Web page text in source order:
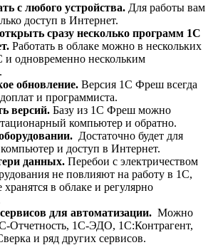
с любого устройства. Для работы вам
доступ в Интернет.
сразу несколько программ 1С
Работать в облаке можно в нескольких
и одновременно нескольким
обновление. Версия 1С Фреш всегда
и программиста.
версий. Базу из 1С Фреш можно
компьютер и обратно.
Достаточно будет для
и доступ в Интернет.
данных. Перебои с электричеством
не повлияют на работу в 1С,
в облаке и регулярно
для автоматизации. Можно
Отчетность, 1С-ЭДО, 1С:Контрагент,
и ряд других сервисов.